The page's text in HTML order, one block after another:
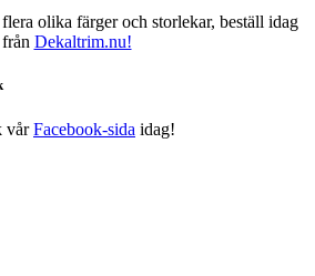
olika färger och storlekar, beställ idag
från Dekaltrim.nu!
vårFacebook-sida idag!